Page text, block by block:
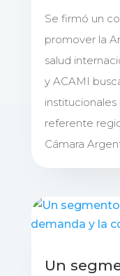
Se firmó un
promover la
salud
y ACAMI
referente
Cámara
Un